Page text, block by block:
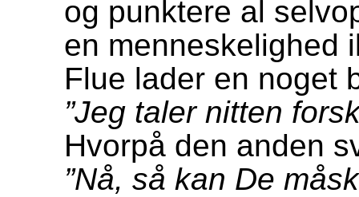
og punktere al
en menneskelighed
Flue lader en noget
”Jeg taler nitten
Hvorpå den anden
”Nå, så kan De